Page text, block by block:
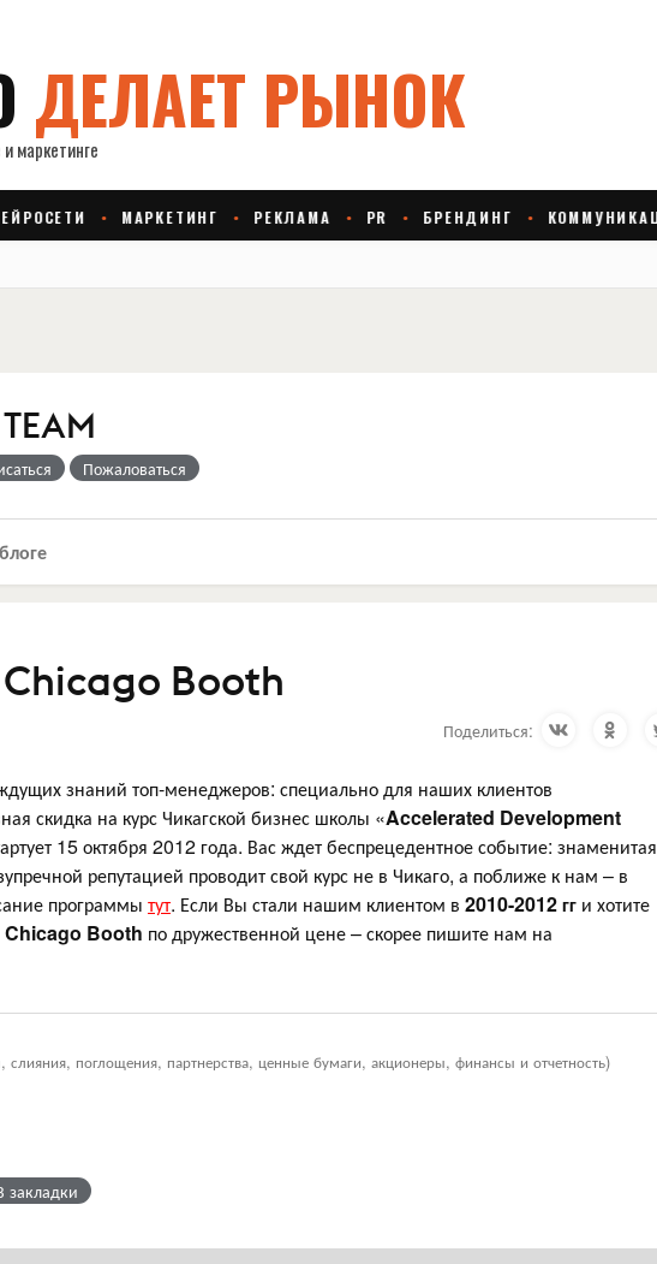
Пожаловаться
Chicago Booth
Поделиться:
знаний топ-менеджеров: специально для наших клиентов
скидка на курс Чикагской бизнес школы «Accelerated Development
15 октября 2012 года. Вас ждет беспрецедентное событие: знаменитая
репутацией проводит свой курс не в Чикаго, а поближе к нам – в
программы тут. Если Вы стали нашим клиентом в 2010-2012 гг и хотите
Chicago Booth по дружественной цене – скорее пишите нам на
слияния, поглощения, партнерства, ценные бумаги, акционеры, финансы и отчетность)
закладки